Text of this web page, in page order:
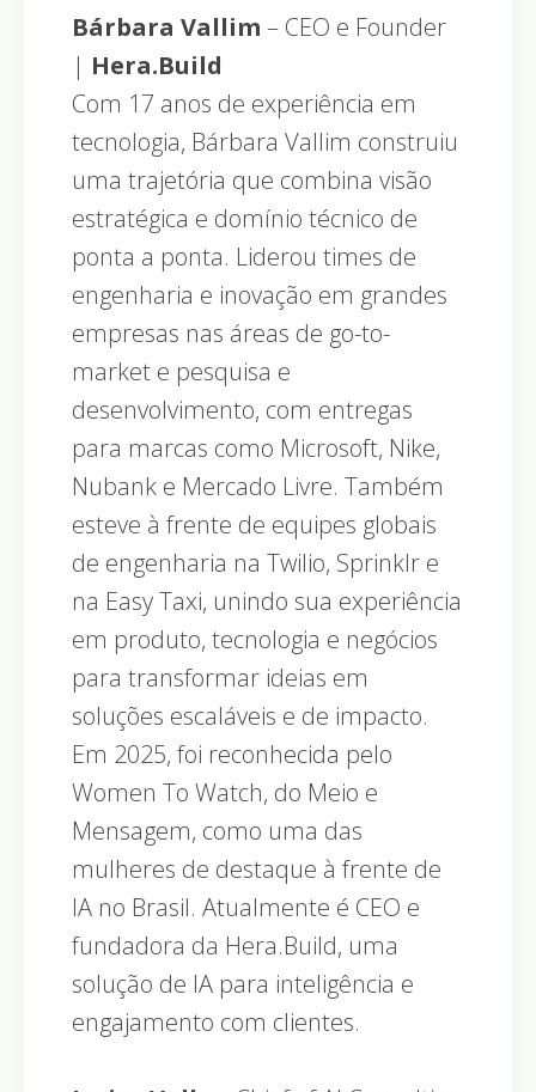
Bárbara Vallim – CEO e Founder
| Hera.Build
Com 17 anos de experiência em
tecnologia, Bárbara Vallim construiu
uma trajetória que combina visão
estratégica e domínio técnico de
ponta a ponta. Liderou times de
engenharia e inovação em grandes
empresas nas áreas de go-to-
market e pesquisa e
desenvolvimento, com entregas
para marcas como Microsoft, Nike,
Nubank e Mercado Livre. Também
esteve à frente de equipes globais
de engenharia na Twilio, Sprinklr e
na Easy Taxi, unindo sua experiência
em produto, tecnologia e negócios
para transformar ideias em
soluções escaláveis e de impacto.
Em 2025, foi reconhecida pelo
Women To Watch, do Meio e
Mensagem, como uma das
mulheres de destaque à frente de
IA no Brasil. Atualmente é CEO e
fundadora da Hera.Build, uma
solução de IA para inteligência e
engajamento com clientes.